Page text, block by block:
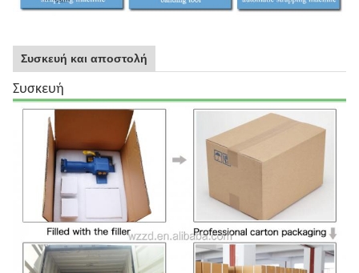
Συσκευή και αποστολή
Συσκευή